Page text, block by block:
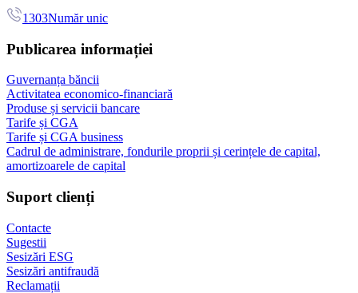
1303Număr unic
Publicarea informației
Guvernanța băncii
Activitatea economico-financiară
Produse și servicii bancare
Tarife și CGA
Tarife și CGA business
Cadrul de administrare, fondurile proprii și cerințele de capital,
amortizoarele de capital
Suport clienți
Contacte
Sugestii
Sesizări ESG
Sesizări antifraudă
Reclamații